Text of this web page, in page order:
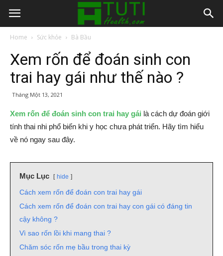
Home Sức khỏe Bà Bầu
Xem rốn để đoán sinh con
trai hay gái như thế nào ?
Tháng Một 13, 2021
Xem rốn để đoán sinh con trai hay gái là cách dự đoán giới
tính thai nhi phổ biến khi y học chưa phát triển. Hãy tìm hiểu
về nó ngay sau đây.
Mục Lục hide
Cách xem rốn để đoán con trai hay gái
Cách xem rốn để đoán con trai hay con gái có đáng tin
cậy không ?
Vì sao rốn lồi khi mang thai ?
Chăm sóc rốn mẹ bầu trong thai kỳ